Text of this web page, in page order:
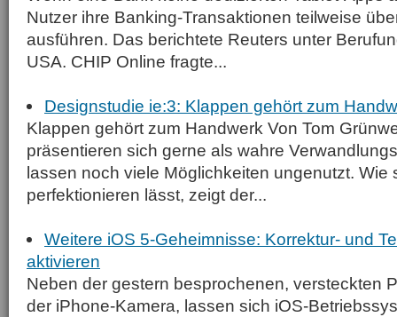
Nutzer ihre Banking-Transaktionen teilweise
ausführen. Das berichtete Reuters unter
USA. CHIP Online fragte...
Designstudie ie:3: Klappen gehört zum
Klappen gehört zum Handwerk Von Tom
präsentieren sich gerne als wahre
lassen noch viele Möglichkeiten ungenutzt. Wie
perfektionieren lässt, zeigt der...
Weitere iOS 5-Geheimnisse: Korrektur- und
aktivieren
Neben der gestern besprochenen, versteckten
der iPhone-Kamera, lassen sich iOS-